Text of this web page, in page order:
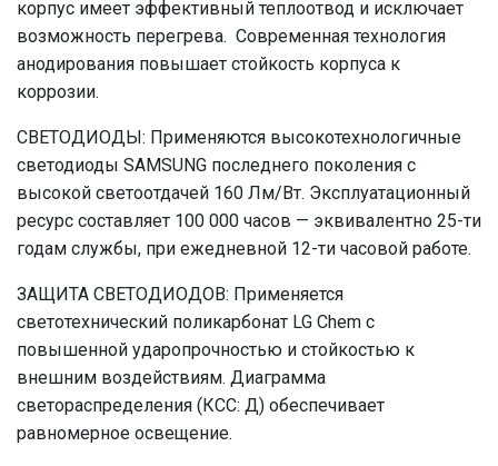
корпус имеет эффективный теплоотвод и исключает
возможность перегрева. Современная технология
анодирования повышает стойкость корпуса к
коррозии.
СВЕТОДИОДЫ: Применяются высокотехнологичные
светодиоды SAMSUNG последнего поколения с
высокой светоотдачей 160 Лм/Вт. Эксплуатационный
ресурс составляет 100 000 часов — эквивалентно 25-ти
годам службы, при ежедневной 12-ти часовой работе.
ЗАЩИТА СВЕТОДИОДОВ: Применяется
светотехнический поликарбонат LG Chem с
повышенной ударопрочностью и стойкостью к
внешним воздействиям. Диаграмма
светораспределения (КСС: Д) обеспечивает
равномерное освещение.